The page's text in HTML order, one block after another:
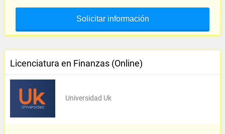
Solicitar información
Licenciatura en Finanzas (Online)
Universidad Uk